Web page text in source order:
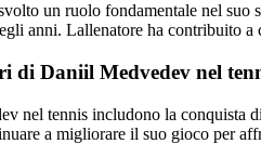
un ruolo fondamentale nel suo
anni. Lallenatore ha contribuito
di Daniil Medvedev nel
nel tennis includono la conquista
a migliorare il suo gioco per